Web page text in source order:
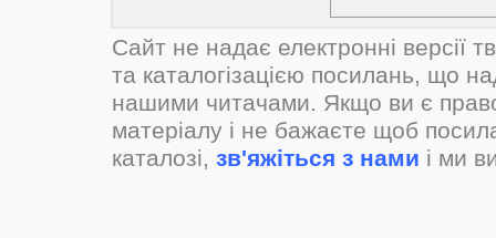
Сайт не надає електронні версії
та каталогізацією посилань, що
нашими читачами. Якщо ви є
матеріалу і не бажаєте щоб
каталозі, зв'яжіться з нами і ми